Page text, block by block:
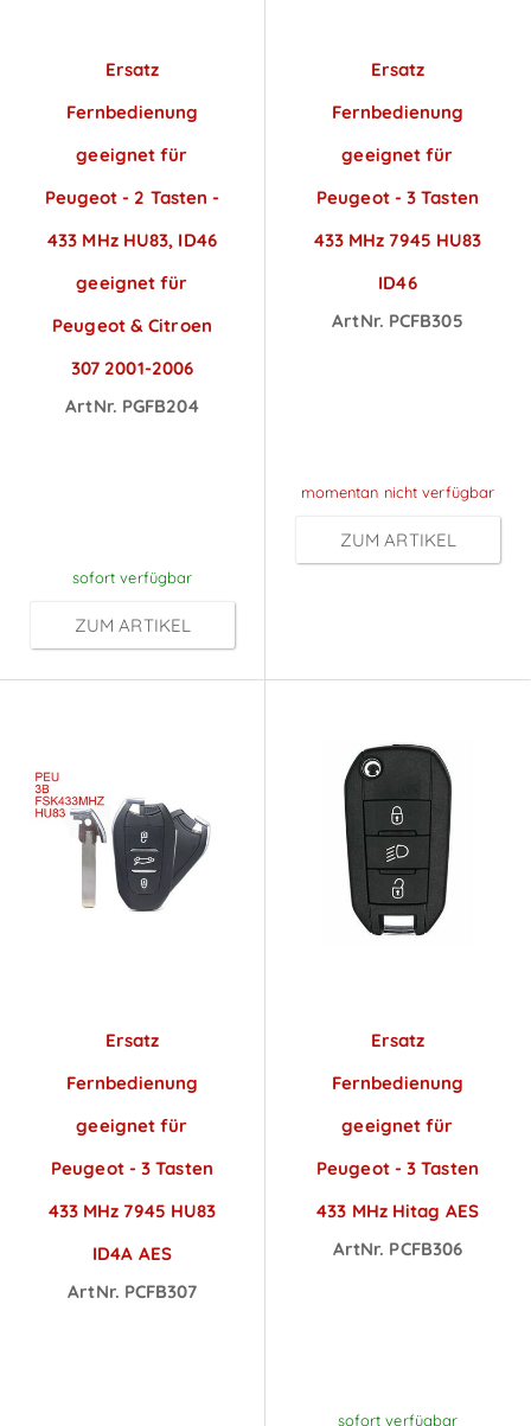
Ersatz
Fernbedienung
geeignet für
Peugeot - 2 Tasten -
433 MHz HU83, ID46
geeignet für
Peugeot & Citroen
307 2001-2006
ArtNr. PGFB204
sofort verfügbar
ZUM ARTIKEL
Ersatz
Fernbedienung
geeignet für
Peugeot - 3 Tasten
433 MHz 7945 HU83
ID46
ArtNr. PCFB305
momentan nicht verfügbar
ZUM ARTIKEL
Ersatz
Fernbedienung
geeignet für
Peugeot - 3 Tasten
433 MHz 7945 HU83
ID4A AES
ArtNr. PCFB307
Ersatz
Fernbedienung
geeignet für
Peugeot - 3 Tasten
433 MHz Hitag AES
ArtNr. PCFB306
sofort verfügbar